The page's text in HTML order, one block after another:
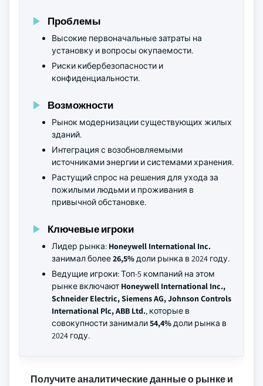
Проблемы
Высокие первоначальные затраты на
установку и вопросы окупаемости.
Риски кибербезопасности и
конфиденциальности.
Возможности
Рынок модернизации существующих жилых
зданий.
Интеграция с возобновляемыми
источниками энергии и системами хранения.
Растущий спрос на решения для ухода за
пожилыми людьми и проживания в
привычной обстановке.
Ключевые игроки
Лидер рынка: Honeywell International Inc.
занимал более26,5%доли рынка в 2024 году.
Ведущие игроки: Топ-5 компаний на этом
рынке включают Honeywell International Inc.,
Schneider Electric, Siemens AG, Johnson Controls
International Plc, ABB Ltd., которые в
совокупности занимали54,4%доли рынка в
2024 году.
Получите аналитические данные о рынке и